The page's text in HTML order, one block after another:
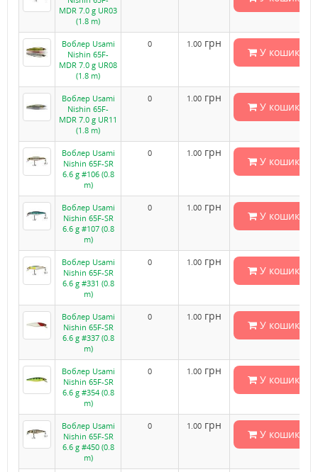
MDR 7.0 g UR03
(1.8 m)
Воблер Usami
Nishin 65F-
MDR 7.0 g UR08
(1.8 m)
0 1.00 грн
У кошик
Воблер Usami
Nishin 65F-
MDR 7.0 g UR11
(1.8 m)
0 1.00 грн
У кошик
Воблер Usami
Nishin 65F-SR
6.6 g #106 (0.8
m)
0 1.00 грн
У кошик
Воблер Usami
Nishin 65F-SR
6.6 g #107 (0.8
m)
0 1.00 грн
У кошик
Воблер Usami
Nishin 65F-SR
6.6 g #331 (0.8
m)
0 1.00 грн
У кошик
Воблер Usami
Nishin 65F-SR
6.6 g #337 (0.8
m)
0 1.00 грн
У кошик
Воблер Usami
Nishin 65F-SR
6.6 g #354 (0.8
m)
0 1.00 грн
У кошик
Воблер Usami
Nishin 65F-SR
6.6 g #450 (0.8
m)
0 1.00 грн
У кошик